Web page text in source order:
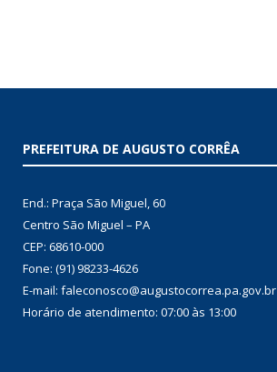
PREFEITURA DE AUGUSTO CORRÊA
End.: Praça São Miguel, 60
Centro São Miguel – PA
CEP: 68610-000
Fone: (91) 98233-4626
E-mail: faleconosco@augustocorrea.pa.gov.br
Horário de atendimento: 07:00 às 13:00